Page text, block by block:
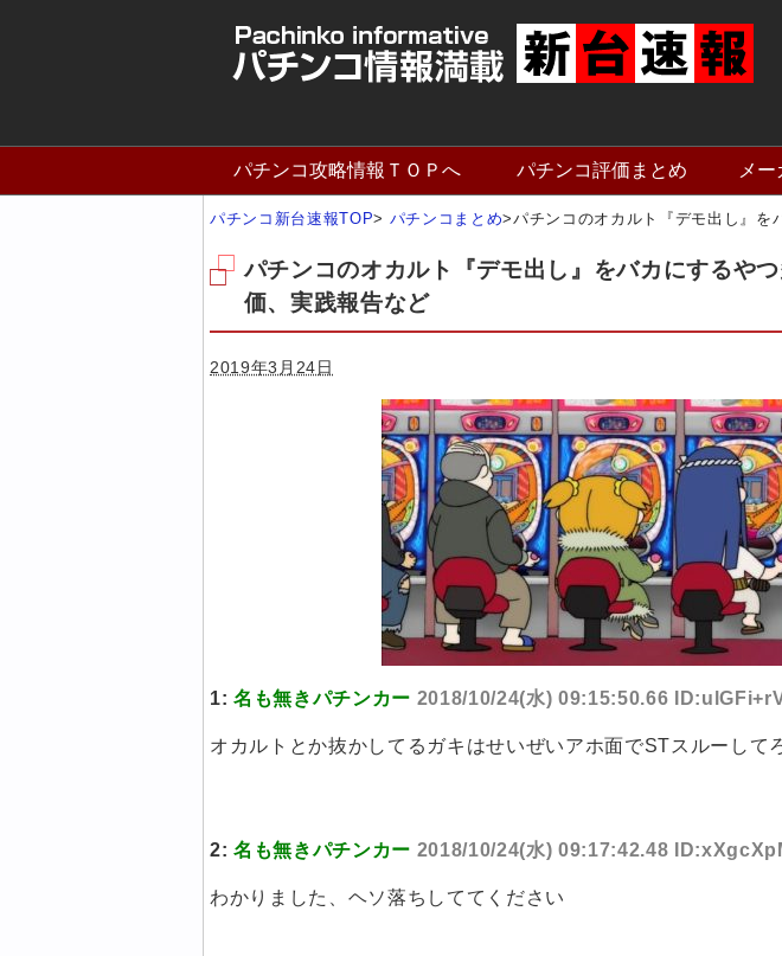
パチンコ攻略情報ＴＯＰへ パチンコ評価まとめ メ
パチンコ新台速報TOP> パチンコまとめ>パチンコのオカルト『デモ出し』を
パチンコのオカルト『デモ出し』をバカにするや
価、実践報告など
2019年3月24日
1: 名も無きパチンカー 2018/10/24(水) 09:15:50.66
オカルトとか抜かしてるガキはせいぜいアホ面でSTスルーして
2: 名も無きパチンカー 2018/10/24(水) 09:17:42.48
わかりました、ヘソ落ちしててください